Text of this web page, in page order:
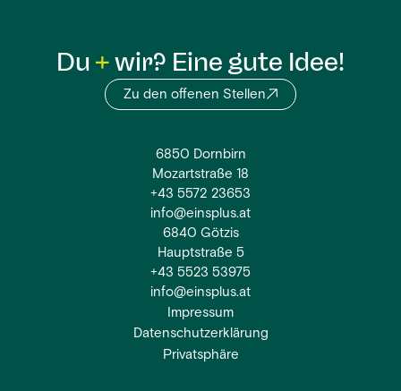
Du wir? Eine gute Idee!
Zu den offenen Stellen
6850 Dornbirn
Mozartstraße 18
+43 5572 23653
info@einsplus.at
6840 Götzis
Hauptstraße 5
+43 5523 53975
info@einsplus.at
Impressum
Datenschutzerklärung
Privatsphäre